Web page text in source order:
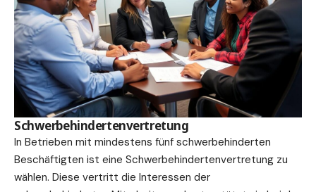
Schwerbehindertenvertretung
In Betrieben mit mindestens fünf schwerbehinderten
Beschäftigten ist eine Schwerbehindertenvertretung zu
wählen. Diese vertritt die Interessen der